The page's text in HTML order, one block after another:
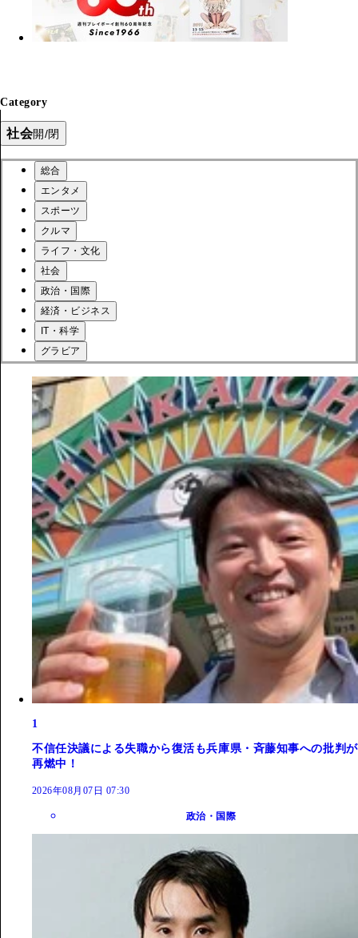
Category
社会開/閉
総合
エンタメ
スポーツ
クルマ
ライフ・文化
社会
政治・国際
経済・ビジネス
IT・科学
グラビア
1
不信任決議による失職から復活も兵庫県・斉藤知事への批判が
再燃中！
2026年08月07日 07:30
政治・国際